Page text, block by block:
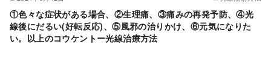
①色々な症状がある場合、②生理痛、③痛みの再発予防、④光
線後にだるい(好転反応)、⑤風邪の治りかけ、⑥元気になりた
い。以上のコウケントー光線治療方法